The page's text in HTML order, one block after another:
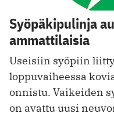
Syöpäkipulinja
ammattilaisia
Useisiin syöpiin
loppuvaiheessa
onnistu. Vaikeiden
on avattu uusi